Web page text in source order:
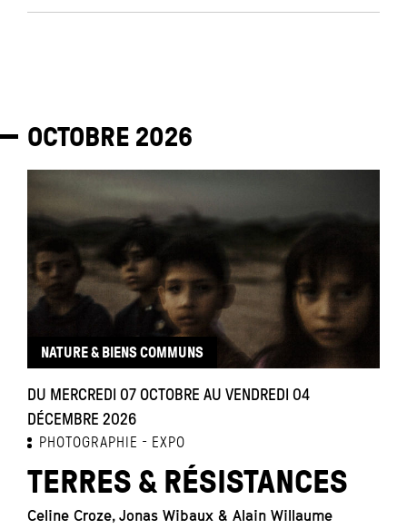
OCTOBRE 2026
NATURE & BIENS COMMUNS
DU MERCREDI 07 OCTOBRE AU VENDREDI 04
DÉCEMBRE 2026
PHOTOGRAPHIE EXPO
TERRES & RÉSISTANCES
Celine Croze, Jonas Wibaux & Alain Willaume